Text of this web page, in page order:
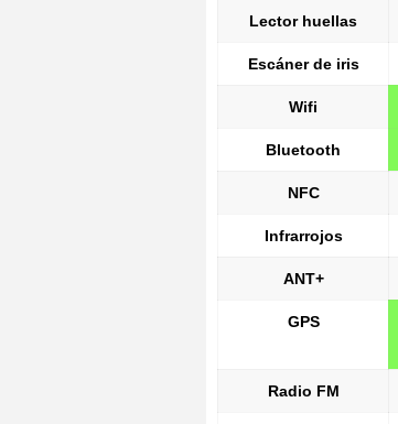
Lector huellas
Escáner de iris
Wifi
Bluetooth
NFC
Infrarrojos
ANT+
GPS
Radio FM